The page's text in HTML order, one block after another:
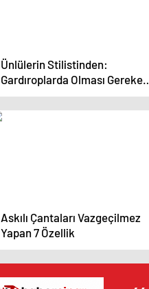
Ünlülerin Stilistinden:
Gardıroplarda Olması Gereken
5 Parça
Askılı Çantaları Vazgeçilmez
Yapan 7 Özellik